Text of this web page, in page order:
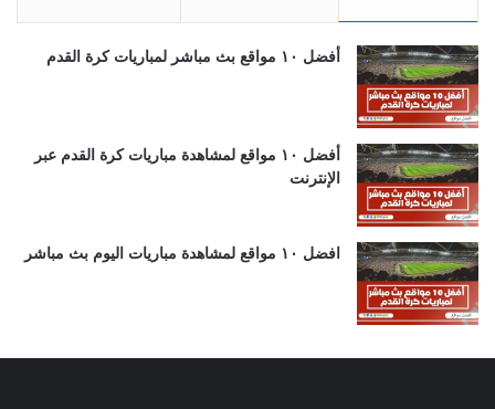
أفضل ١٠ مواقع بث مباشر لمباريات كرة القدم
أفضل ١٠ مواقع لمشاهدة مباريات كرة القدم عبر
الإنترنت
افضل ١٠ مواقع لمشاهدة مباريات اليوم بث مباشر